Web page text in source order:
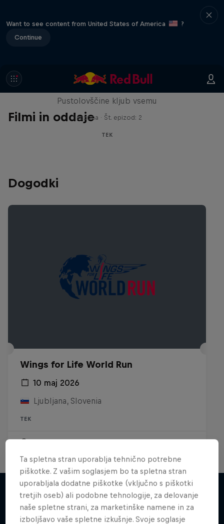
Want to see content from United States of America
?
Continue
Filmi in oddaje
Limit/less
Pustolovščine kljub vsemu
1 sezona · Št. epizod: 2
TEK
Dogodki
Wings for Life World Run
10 maj 2026
Ljubljana, Slovenia
TEK
Past event
Več podobnega
Ta spletna stran uporablja tehnično potrebne
piškotke. Z vašim soglasjem bo ta spletna stran
uporabljala dodatne piškotke (vključno s piškotki
tretjih oseb) ali podobne tehnologije, za delovanje
naše spletne strani, za marketinške namene in za
izboljšavo vaše spletne izkušnje. Svoje soglasje